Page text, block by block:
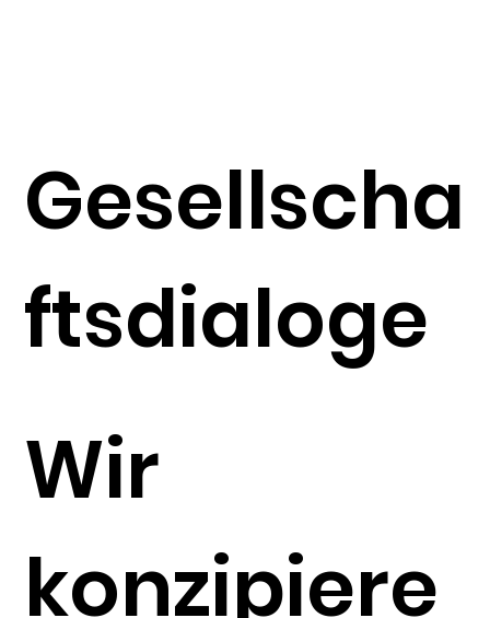
Gesellscha
ftsdialoge
​Wir
konzipiere